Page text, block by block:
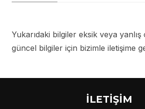
Yukarıdaki bilgiler eksik veya
güncel bilgiler için bizimle iletişime
İLETİŞİM